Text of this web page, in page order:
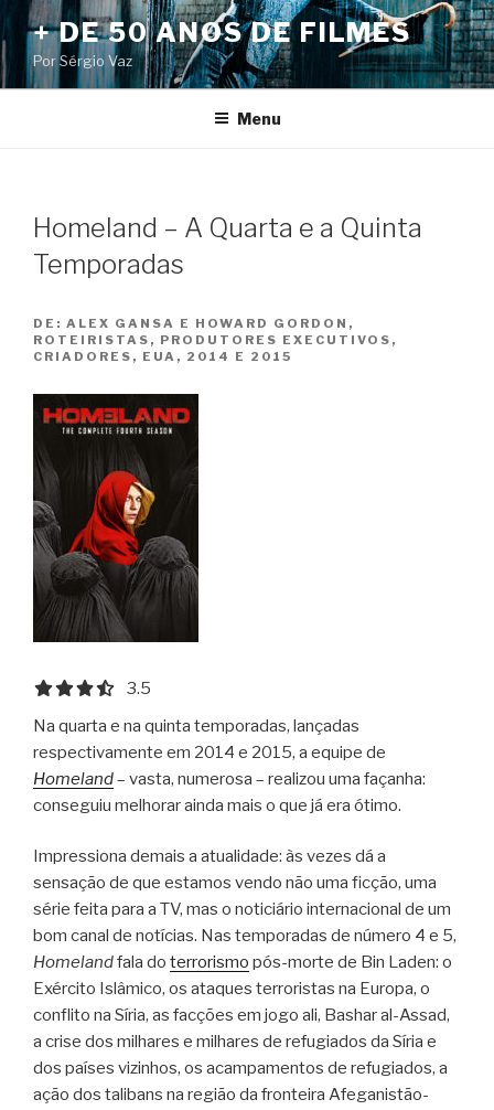
Pular
para
o
conteúdo
+ DE 50 ANOS DE FILMES
Por Sérgio Vaz
Menu
Homeland – A Quarta e a Quinta
Temporadas
DE: ALEX GANSA E HOWARD GORDON,
ROTEIRISTAS, PRODUTORES EXECUTIVOS,
CRIADORES, EUA, 2014 E 2015
3.5 out of 5.0 stars
3.5
Na quarta e na quinta temporadas, lançadas
respectivamente em 2014 e 2015, a equipe de
Homeland– vasta, numerosa – realizou uma façanha:
conseguiu melhorar ainda mais o que já era ótimo.
Impressiona demais a atualidade: às vezes dá a
sensação de que estamos vendo não uma ficção, uma
série feita para a TV, mas o noticiário internacional de um
bom canal de notícias. Nas temporadas de número 4 e 5,
Homelandfala do terrorismo pós-morte de Bin Laden: o
Exército Islâmico, os ataques terroristas na Europa, o
conflito na Síria, as facções em jogo ali, Bashar al-Assad,
a crise dos milhares e milhares de refugiados da Síria e
dos países vizinhos, os acampamentos de refugiados, a
ação dos talibans na região da fronteira Afeganistão-